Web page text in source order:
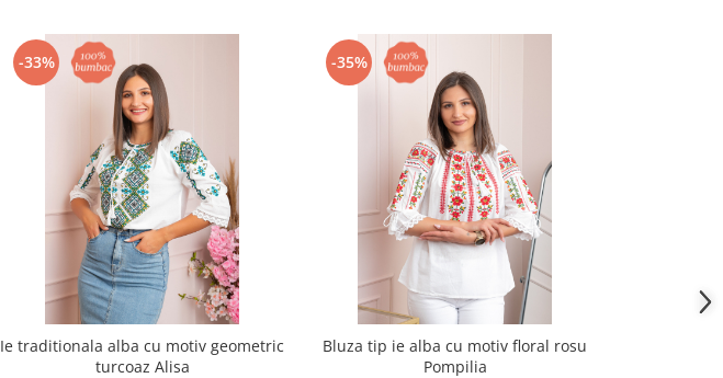
-33%
Ie traditionala alba cu motiv geometric
turcoaz Alisa
-35%
Bluza tip ie alba cu motiv floral rosu
Pompilia